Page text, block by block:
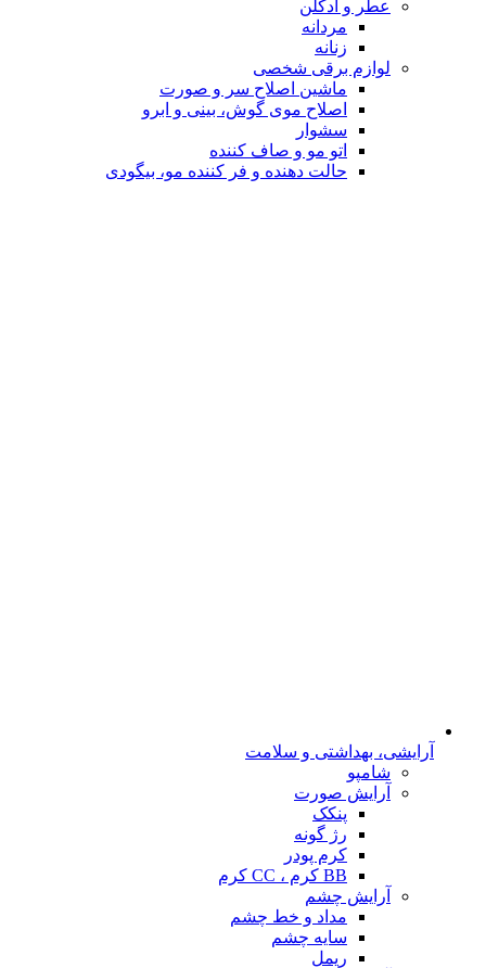
عطر و ادکلن
مردانه
زنانه
لوازم برقی شخصی
ماشین اصلاح سر و صورت
اصلاح موی گوش، بینی و ابرو
سشوار
اتو مو و صاف کننده
حالت دهنده و فر کننده مو، بیگودی
آرایشی، بهداشتی و سلامت
شامپو
آرایش صورت
پنکک
رژ گونه
کرم پودر
BB کرم ، CC کرم
آرایش چشم
مداد و خط چشم
سایه چشم
ریمل